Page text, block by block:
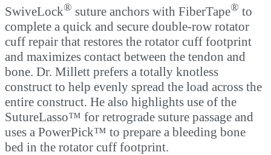
SwiveLock® suture anchors with FiberTape® to
complete a quick and secure double-row rotator
cuff repair that restores the rotator cuff footprint
and maximizes contact between the tendon and
bone. Dr. Millett prefers a totally knotless
construct to help evenly spread the load across the
entire construct. He also highlights use of the
SutureLasso™ for retrograde suture passage and
uses a PowerPick™ to prepare a bleeding bone
bed in the rotator cuff footprint.